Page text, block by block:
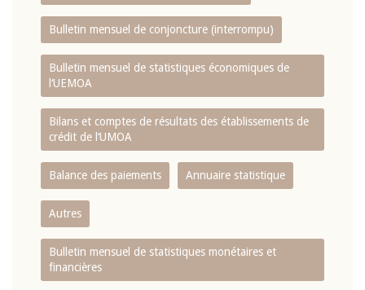
Bulletin mensuel de conjoncture (interrompu)
Bulletin mensuel de statistiques économiques de
l‘UEMOA
Bilans et comptes de résultats des établissements de
crédit de l‘UMOA
Balance des paiements Annuaire statistique
Autres
Bulletin mensuel de statistiques monétaires et
financières